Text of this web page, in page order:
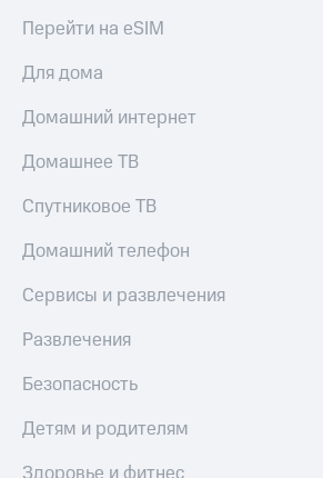
Перейти на eSIM
Для дома
Домашний интернет
Домашнее ТВ
Спутниковое ТВ
Домашний телефон
Сервисы и развлечения
Развлечения
Безопасность
Детям и родителям